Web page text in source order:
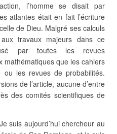
l’homme se disait par
atlantes était en fait l’écriture
de Dieu. Malgré ses calculs
travaux majeurs dans ce
par toutes les revues
mathématiques que les cahiers
les revues de probabilités.
de l’article, aucune d’entre
des comités scientifiques de
suis aujourd’hui chercheur au